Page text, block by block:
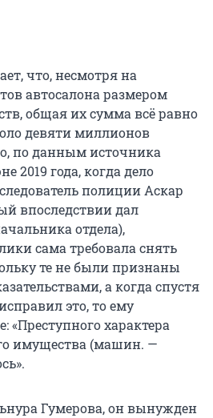
что, несмотря на
автосалона размером
общая их сумма всё равно
девяти миллионов
по данным источника
2019 года, когда дело
полиции Аскар
впоследствии дал
отдела),
сама требовала снять
те не были признаны
а когда спустя
это, то ему
«Преступного характера
имущества (машин. —
Гумерова, он вынужден